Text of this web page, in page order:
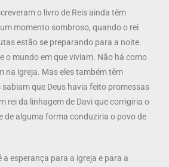
o livro de Reis ainda têm
momento sombroso, quando o rei
estão se preparando para a noite.
o mundo em que viviam. Não há como
na igreja. Mas eles também têm
sabiam que Deus havia feito promessas
rei da linhagem de Davi que corrigiria o
de alguma forma conduziria o povo de
a esperança para a igreja e para a